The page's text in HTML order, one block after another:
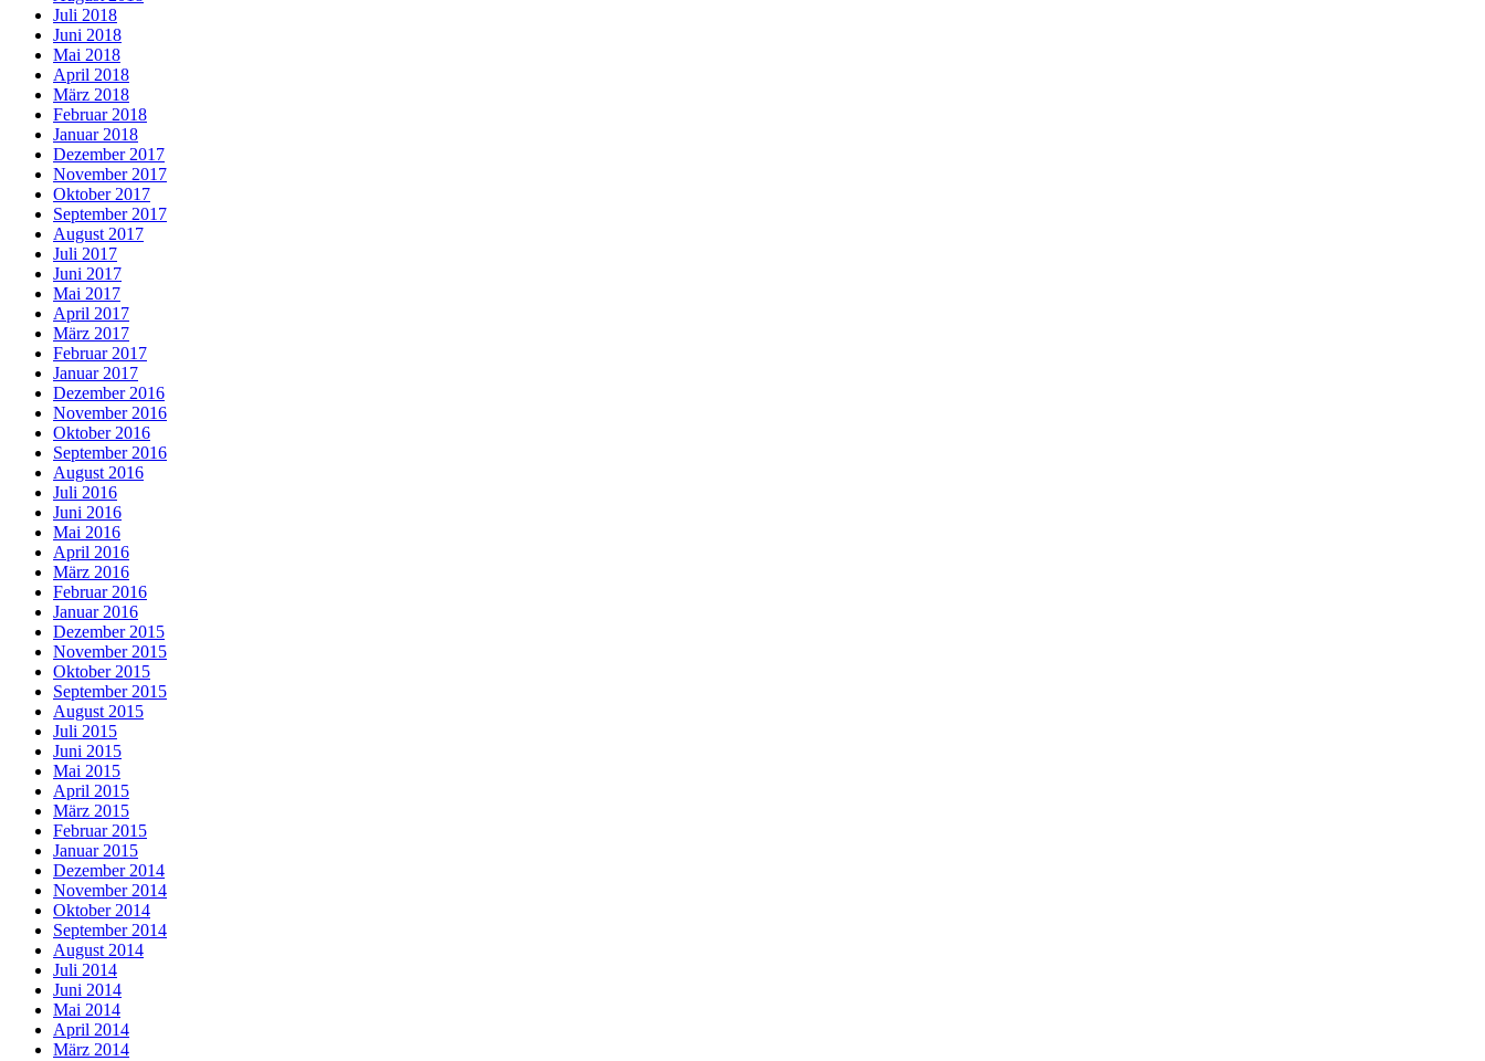
Juli 2018
Juni 2018
Mai 2018
April 2018
März 2018
Februar 2018
Januar 2018
Dezember 2017
November 2017
Oktober 2017
September 2017
August 2017
Juli 2017
Juni 2017
Mai 2017
April 2017
März 2017
Februar 2017
Januar 2017
Dezember 2016
November 2016
Oktober 2016
September 2016
August 2016
Juli 2016
Juni 2016
Mai 2016
April 2016
März 2016
Februar 2016
Januar 2016
Dezember 2015
November 2015
Oktober 2015
September 2015
August 2015
Juli 2015
Juni 2015
Mai 2015
April 2015
März 2015
Februar 2015
Januar 2015
Dezember 2014
November 2014
Oktober 2014
September 2014
August 2014
Juli 2014
Juni 2014
Mai 2014
April 2014
März 2014